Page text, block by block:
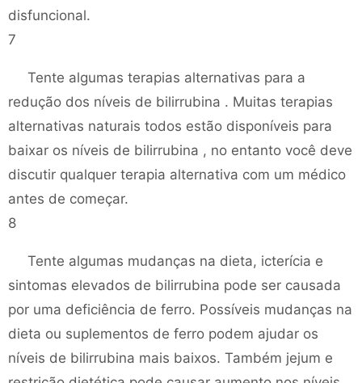
disfuncional.
7
Tente algumas terapias alternativas para a
redução dos níveis de bilirrubina . Muitas terapias
alternativas naturais todos estão disponíveis para
baixar os níveis de bilirrubina , no entanto você deve
discutir qualquer terapia alternativa com um médico
antes de começar.
8
Tente algumas mudanças na dieta, icterícia e
sintomas elevados de bilirrubina pode ser causada
por uma deficiência de ferro. Possíveis mudanças na
dieta ou suplementos de ferro podem ajudar os
níveis de bilirrubina mais baixos. Também jejum e